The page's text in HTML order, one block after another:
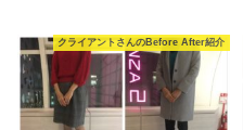
クライアントさんのBefore After紹介